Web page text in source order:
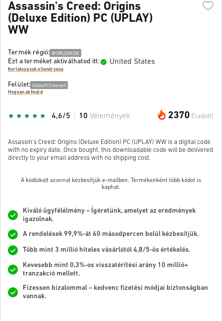
Assassin's Creed: Origins
(Deluxe Edition) PC (UPLAY)
WW
Termék régió: WORLDWIDE
Ezt a terméket aktiválhatod itt: United States
Korlátozások ellenőrzése
Felület: Ubisoft Connect
Hogyan aktiváld
2370 Eladott!
4,6/5 10 Vélemények
Assassin's Creed: Origins (Deluxe Edition) PC (UPLAY) WW is a digital code
with no expiry date. Once bought, this downloadable code will be delivered
directly to your email address with no shipping cost.
A kód(oka)t azonnal kézbesítjük e-mailben. Termékenként több kódot is
kaphat.
Kiváló ügyfélélmény – Ígéretünk, amelyet az eredmények
igazolnak.
A rendelések 99,9%-át 60 másodpercen belül kézbesítjük.
Több mint 3 millió hiteles vásárlótól 4,8/5-ös értékelés.
Kevesebb mint 0,3%-os visszatérítési arány 10 millió+
tranzakció mellett.
Fizessen bizalommal – kedvenc fizetési módjai biztonságban
vannak.